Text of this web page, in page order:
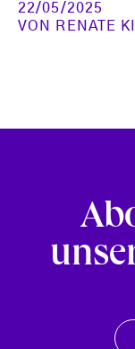
22/05/2025
VON
RENATE